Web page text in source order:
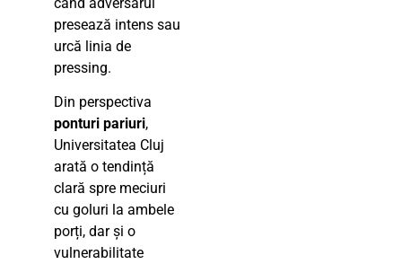
presează intens sau
urcă linia de
pressing.
Din perspectiva
ponturi pariuri,
Universitatea Cluj
arată o tendință
clară spre meciuri
cu goluri la ambele
porți, dar și o
vulnerabilitate